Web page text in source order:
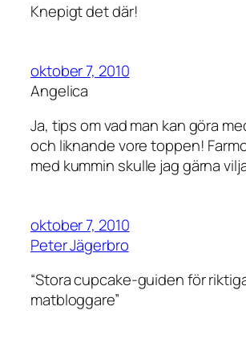
Knepigt det där!
oktober 7, 2010
Angelica
Ja, tips om vad man kan göra
och liknande vore toppen!
med kummin skulle jag gärna
oktober 7, 2010
Peter Jägerbro
“Stora cupcake-guiden för
matbloggare”